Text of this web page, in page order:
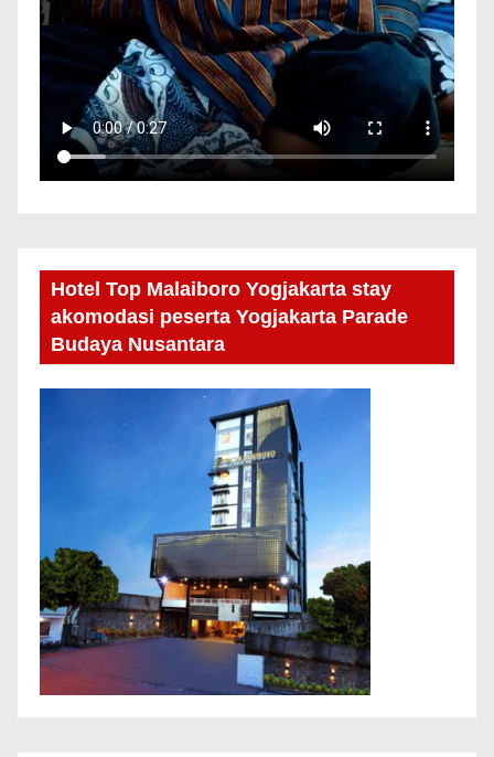
Hotel Top Malaiboro Yogjakarta stay
akomodasi peserta Yogjakarta Parade
Budaya Nusantara